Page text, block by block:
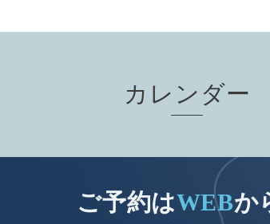
カレンダー
ご予約はWEBか